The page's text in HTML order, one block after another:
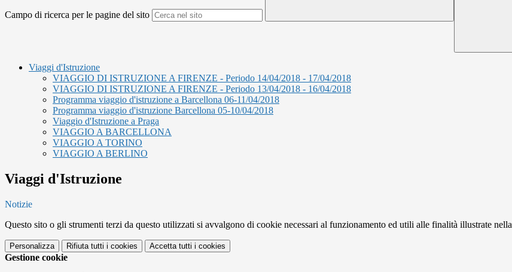
Campo di ricerca per le pagine del sito
Viaggi d'Istruzione
VIAGGIO DI ISTRUZIONE A FIRENZE - Periodo 14/04/2018 - 17/04/2018
VIAGGIO DI ISTRUZIONE A FIRENZE - Periodo 13/04/2018 - 16/04/2018
Programma viaggio d'istruzione a Barcellona 06-11/04/2018
Programma viaggio d'istruzione Barcellona 05-10/04/2018
Viaggio d'Istruzione a Praga
VIAGGIO A BARCELLONA
VIAGGIO A TORINO
VIAGGIO A BERLINO
Viaggi d'Istruzione
Notizie
Questo sito o gli strumenti terzi da questo utilizzati si avvalgono di cookie necessari al funzionamento ed utili alle finalità illustrate nella
Personalizza Rifiuta tutti i cookies Accetta tutti i cookies
Gestione cookie